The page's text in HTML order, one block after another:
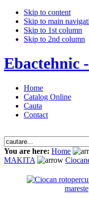
Skip to content
Skip to main
Skip to 1st column
Skip to 2nd column
Ebactehnic
Home
Catalog Online
Cauta
Contact
You are here: Home
MAKITA
mareste